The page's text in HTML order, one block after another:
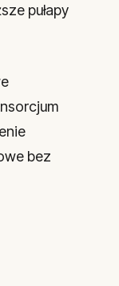
pułapy
bez